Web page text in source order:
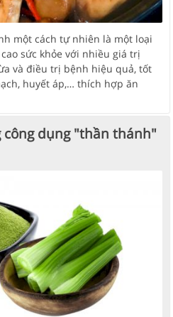
một cách tự nhiên là một loại
sức khỏe với nhiều giá trị
và điều trị bệnh hiệu quả, tốt
huyết áp,… thích hợp ăn
dụng "thần thánh"